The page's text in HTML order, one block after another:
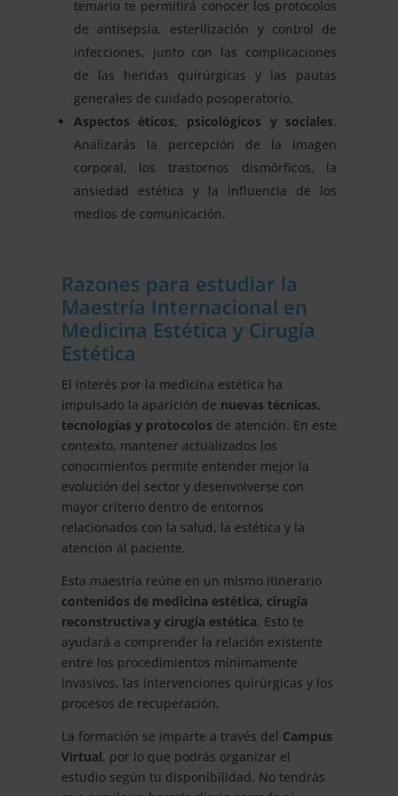
temario te permitirá conocer los protocolos
de antisepsia, esterilización y control de
infecciones, junto con las complicaciones
de las heridas quirúrgicas y las pautas
generales de cuidado posoperatorio.
Aspectos éticos, psicológicos y sociales.
Analizarás la percepción de la imagen
corporal, los trastornos dismórficos, la
ansiedad estética y la influencia de los
medios de comunicación.
Razones para estudiar la
Maestría Internacional en
Medicina Estética y Cirugía
Estética
El interés por la medicina estética ha
impulsado la aparición de nuevas técnicas,
tecnologías y protocolos de atención. En este
contexto, mantener actualizados los
conocimientos permite entender mejor la
evolución del sector y desenvolverse con
mayor criterio dentro de entornos
relacionados con la salud, la estética y la
atención al paciente.
Esta maestría reúne en un mismo itinerario
contenidos de medicina estética, cirugía
reconstructiva y cirugía estética. Esto te
ayudará a comprender la relación existente
entre los procedimientos mínimamente
invasivos, las intervenciones quirúrgicas y los
procesos de recuperación.
La formación se imparte a través del Campus
Virtual, por lo que podrás organizar el
estudio según tu disponibilidad. No tendrás